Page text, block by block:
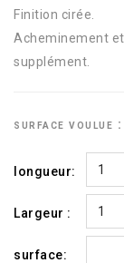
Finition cirée.
Acheminement
supplément.
surface voulue :
longueur:
Largeur :
surface: